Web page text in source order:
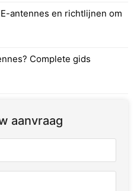
antennes en richtlijnen om
Complete gids
aanvraag